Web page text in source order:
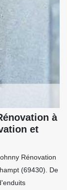
à
et
Rénovation
(69430). De